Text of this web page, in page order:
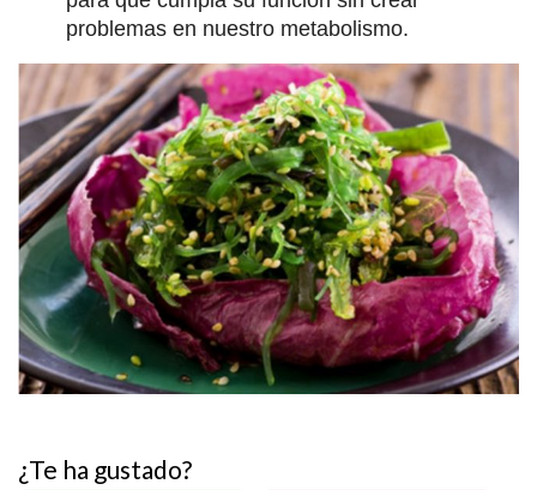
problemas en nuestro metabolismo.
¿Te ha gustado?